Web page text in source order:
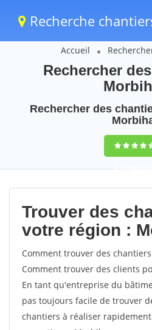
Recherche
Accueil
Rechercher
Rechercher des
9,5(100%)
votes
Trouver des
votre région :
Comment trouver des
Comment trouver des clients
En tant qu'entreprise du
pas toujours facile de trouver
chantiers à réaliser